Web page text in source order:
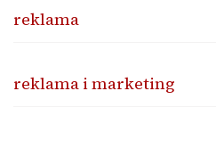
reklama
reklama i marketing